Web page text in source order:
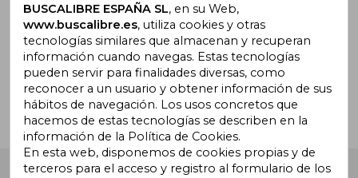
¿Necesitas ayuda?
Ir a Centro de Soporte
Buscalibre España . Calle Energía, 65, Nave 3 (08940),
BUSCALIBRE ESPAÑA SL, en su Web,
www.buscalibre.es, utiliza cookies y otras
tecnologías similares que almacenan y recuperan
información cuando navegas. Estas tecnologías
pueden servir para finalidades diversas, como
reconocer a un usuario y obtener información de sus
hábitos de navegación. Los usos concretos que
hacemos de estas tecnologías se describen en la
información de la Política de Cookies.
En esta web, disponemos de cookies propias y de
terceros para el acceso y registro al formulario de los